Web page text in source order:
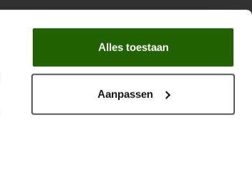
Alles toestaan
Aanpassen